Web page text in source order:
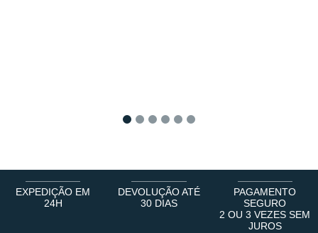
EXPEDIÇÃO EM
24H
DEVOLUÇÃO ATÉ
30 DIAS
PAGAMENTO
SEGURO
2 OU 3 VEZES SEM
JUROS